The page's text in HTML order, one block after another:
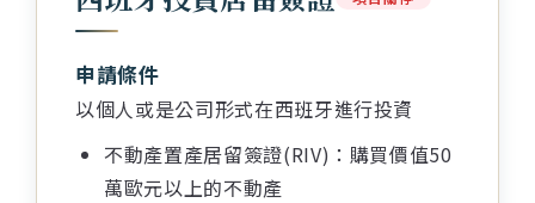
蒙特內哥羅
義大利
保加利亞
賽普勒斯
西班牙概述
蒙特內哥羅概述
保加利亞概述
申請條件
以個人或是公司形式在西班牙進行投資
不動產置產居留簽證(RIV)：購買價值50
萬歐元以上的不動產